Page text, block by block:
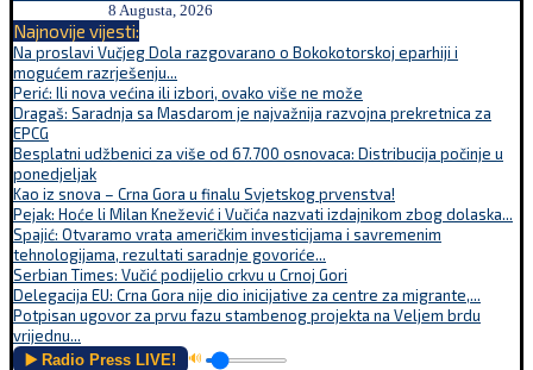
8 Augusta, 2026
Najnovije vijesti:
Na proslavi Vučjeg Dola razgovarano o Bokokotorskoj eparhiji i
mogućem razrješenju...
Perić: Ili nova većina ili izbori, ovako više ne može
Dragaš: Saradnja sa Masdarom je najvažnija razvojna prekretnica za
EPCG
Besplatni udžbenici za više od 67.700 osnovaca: Distribucija počinje u
ponedjeljak
Kao iz snova – Crna Gora u finalu Svjetskog prvenstva!
Pejak: Hoće li Milan Knežević i Vučića nazvati izdajnikom zbog dolaska...
Spajić: Otvaramo vrata američkim investicijama i savremenim
tehnologijama, rezultati saradnje govoriće...
Serbian Times: Vučić podijelio crkvu u Crnoj Gori
Delegacija EU: Crna Gora nije dio inicijative za centre za migrante,...
Potpisan ugovor za prvu fazu stambenog projekta na Veljem brdu
vrijednu...
▶️ Radio Press LIVE! 🔊